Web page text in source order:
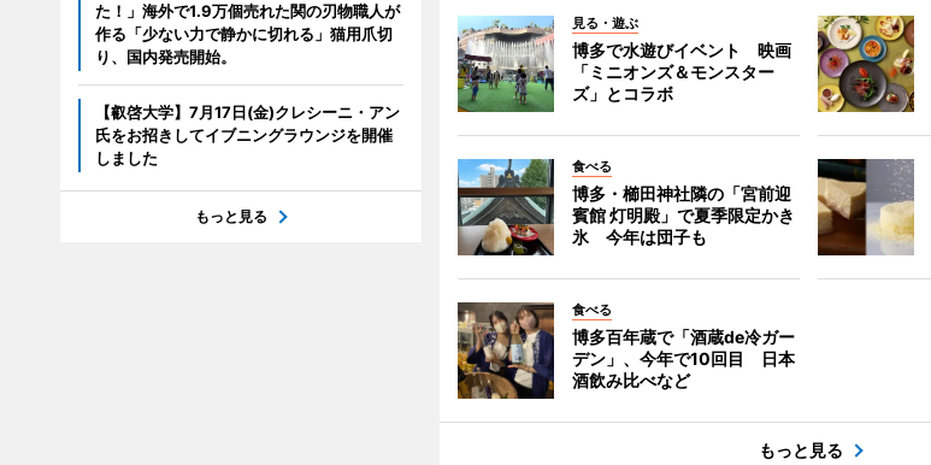
見る・遊ぶ
博多で水遊びイベント 映画
「ミニオンズ＆モンスター
ズ」とコラボ
食べる
博多・櫛田神社隣の「宮前迎
賓館 灯明殿」で夏季限定かき
氷 今年は団子も
食べる
博多百年蔵で「酒蔵de冷ガー
デン」、今年で10回目 日本
酒飲み比べなど
もっと見る
た！」海外で1.9万個売れた関の刃物職人が
作る「少ない力で静かに切れる」猫用爪切
り、国内発売開始。
【叡啓大学】7月17日(金)クレシーニ・アン
氏をお招きしてイブニングラウンジを開催
しました
もっと見る